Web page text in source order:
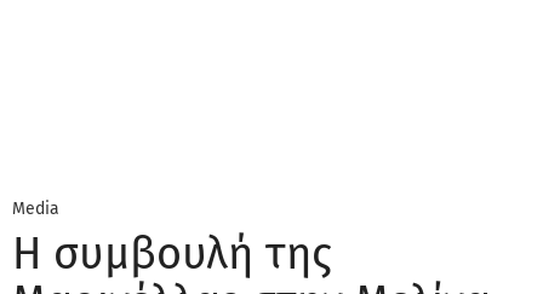
Media
Η συμβουλή της